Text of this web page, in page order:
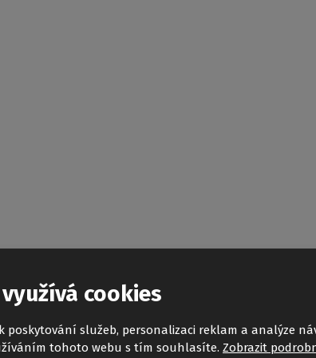
cookies
poskytování služeb, personalizaci reklam a analýze
tohoto webu s tím souhlasíte. Zobrazit